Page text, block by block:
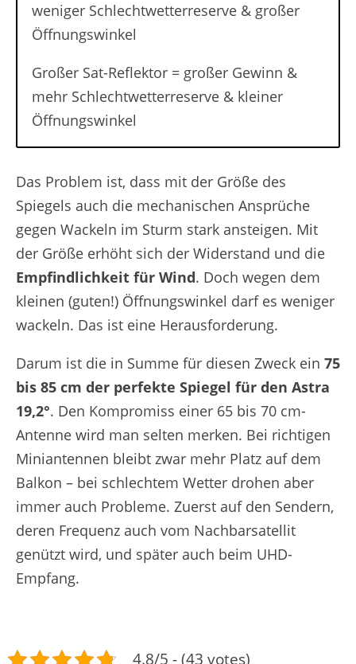
weniger Schlechtwetterreserve & großer
Öffnungswinkel
Großer Sat-Reflektor = großer Gewinn &
mehr Schlechtwetterreserve & kleiner
Öffnungswinkel
Das Problem ist, dass mit der Größe des
Spiegels auch die mechanischen Ansprüche
gegen Wackeln im Sturm stark ansteigen. Mit
der Größe erhöht sich der Widerstand und die
Empfindlichkeit für Wind. Doch wegen dem
kleinen (guten!) Öffnungswinkel darf es weniger
wackeln. Das ist eine Herausforderung.
Darum ist die in Summe für diesen Zweck ein 75
bis 85 cm der perfekte Spiegel für den Astra
19,2°. Den Kompromiss einer 65 bis 70 cm-
Antenne wird man selten merken. Bei richtigen
Miniantennen bleibt zwar mehr Platz auf dem
Balkon – bei schlechtem Wetter drohen aber
immer auch Probleme. Zuerst auf den Sendern,
deren Frequenz auch vom Nachbarsatellit
genützt wird, und später auch beim UHD-
Empfang.
4.8/5 - (43 votes)